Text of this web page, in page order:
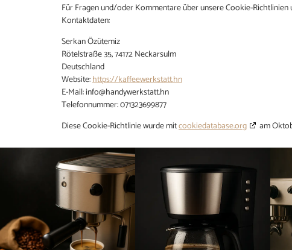
Für Fragen und/oder Kommentare über unsere Cookie-
Kontaktdaten:
Serkan Özütemiz
Rötelstraße 35, 74172 Neckarsulm
Deutschland
Website:https://kaffeewerkstatt.hn
E-Mail:info@handywerkstatt.hn
Telefonnummer: 071323699877
Diese Cookie-Richtlinie wurde mitcookiedatabase.org am